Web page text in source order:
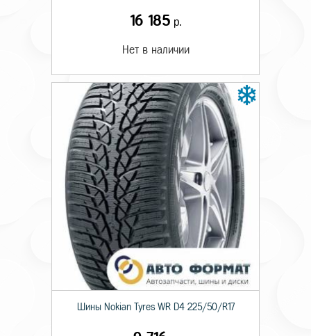
16 185р.
Нет в наличии
Шины Nokian Tyres WR D4 225/50/R17